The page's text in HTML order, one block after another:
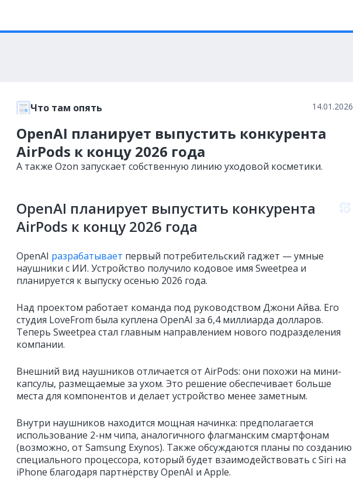
Что там опять 14.01.2026
OpenAI планирует выпустить конкурента
AirPods к концу 2026 года
А также Ozon запускает собственную линию уходовой косметики.
OpenAI планирует выпустить конкурента
AirPods к концу 2026 года
OpenAI разрабатывает первый потребительский гаджет — умные
наушники с ИИ. Устройство получило кодовое имя Sweetpea и
планируется к выпуску осенью 2026 года.
Над проектом работает команда под руководством Джони Айва. Его
студия LoveFrom была куплена OpenAI за 6,4 миллиарда долларов.
Теперь Sweetpea стал главным направлением нового подразделения
компании.
Внешний вид наушников отличается от AirPods: они похожи на мини-
капсулы, размещаемые за ухом. Это решение обеспечивает больше
места для компонентов и делает устройство менее заметным.
Внутри наушников находится мощная начинка: предполагается
использование 2-нм чипа, аналогичного флагманским смартфонам
(возможно, от Samsung Exynos). Также обсуждаются планы по созданию
специального процессора, который будет взаимодействовать с Siri на
iPhone благодаря партнёрству OpenAI и Apple.